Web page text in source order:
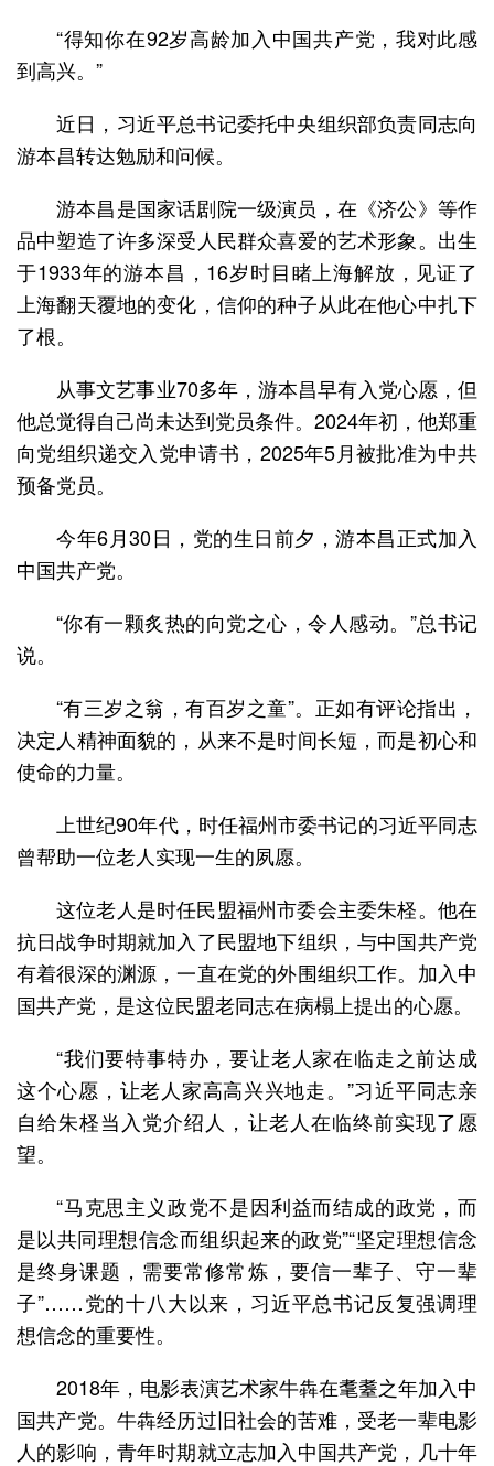
“得知你在92岁高龄加入中国共产党，我对此感
到高兴。”
近日，习近平总书记委托中央组织部负责同志向
游本昌转达勉励和问候。
游本昌是国家话剧院一级演员，在《济公》等作
品中塑造了许多深受人民群众喜爱的艺术形象。出生
于1933年的游本昌，16岁时目睹上海解放，见证了
上海翻天覆地的变化，信仰的种子从此在他心中扎下
了根。
从事文艺事业70多年，游本昌早有入党心愿，但
他总觉得自己尚未达到党员条件。2024年初，他郑重
向党组织递交入党申请书，2025年5月被批准为中共
预备党员。
今年6月30日，党的生日前夕，游本昌正式加入
中国共产党。
“你有一颗炙热的向党之心，令人感动。”总书记
说。
“有三岁之翁，有百岁之童”。正如有评论指出，
决定人精神面貌的，从来不是时间长短，而是初心和
使命的力量。
上世纪90年代，时任福州市委书记的习近平同志
曾帮助一位老人实现一生的夙愿。
这位老人是时任民盟福州市委会主委朱柽。他在
抗日战争时期就加入了民盟地下组织，与中国共产党
有着很深的渊源，一直在党的外围组织工作。加入中
国共产党，是这位民盟老同志在病榻上提出的心愿。
“我们要特事特办，要让老人家在临走之前达成
这个心愿，让老人家高高兴兴地走。”习近平同志亲
自给朱柽当入党介绍人，让老人在临终前实现了愿
望。
“马克思主义政党不是因利益而结成的政党，而
是以共同理想信念而组织起来的政党”“坚定理想信念
是终身课题，需要常修常炼，要信一辈子、守一辈
子”……党的十八大以来，习近平总书记反复强调理
想信念的重要性。
2018年，电影表演艺术家牛犇在耄耋之年加入中
国共产党。牛犇经历过旧社会的苦难，受老一辈电影
人的影响，青年时期就立志加入中国共产党，几十年